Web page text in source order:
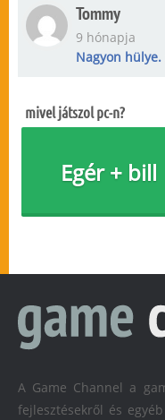
Tommy
9 hónapja
Nagyon hülye.
mivel játszol pc-n?
Egér + bill
A Game Channel a
fejlesztésekről és